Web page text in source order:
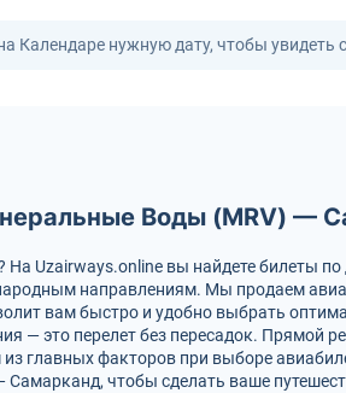
Календаре нужную дату, чтобы увидеть
Воды (MRV) —
Uzairways.online вы найдете билеты
направлениям. Мы продаем
вам быстро и удобно выбрать
— это перелет без пересадок.
главных факторов при выборе
чтобы сделать ваше